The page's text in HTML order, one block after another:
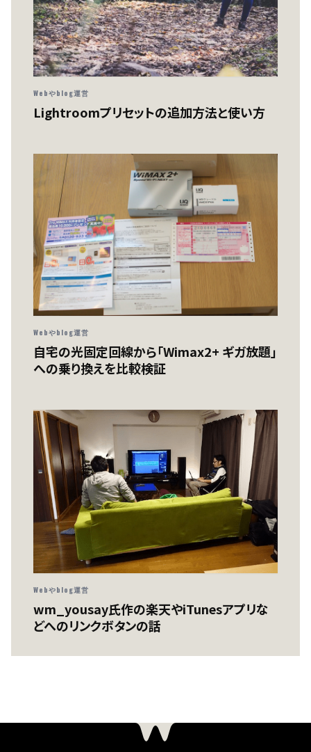
Webやblog運営
Lightroomプリセットの追加方法と使い方
Webやblog運営
自宅の光固定回線から「Wimax2+ ギガ放題」
への乗り換えを比較検証
Webやblog運営
wm_yousay氏作の楽天やiTunesアプリな
どへのリンクボタンの話